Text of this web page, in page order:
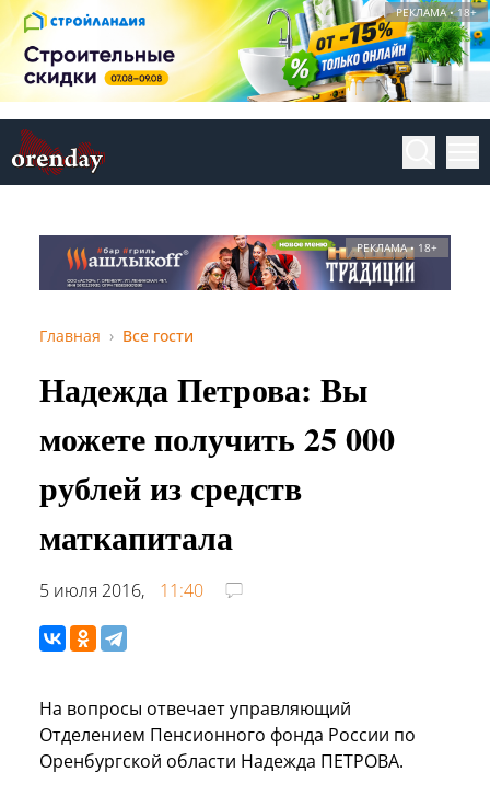
РЕКЛАМА • 18+
РЕКЛАМА • 18+
Главная Все гости
Надежда Петрова: Вы
можете получить 25 000
рублей из средств
маткапитала
5 июля 2016, 11:40
На вопросы отвечает управляющий
Отделением Пенсионного фонда России по
Оренбургской области Надежда ПЕТРОВА.